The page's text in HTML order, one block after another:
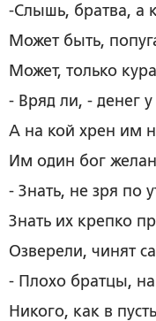
-Слышь, братва, а
Может быть,
Может, только
- Вряд ли, - денег
А на кой хрен им
Им один бог
- Знать, не зря по
Знать их крепко
Озверели, чинят
- Плохо братцы,
Никого, как в